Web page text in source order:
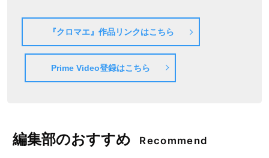
『クロマエ』作品リンクはこちら
Prime Video登録はこちら
編集部のおすすめ Recommend